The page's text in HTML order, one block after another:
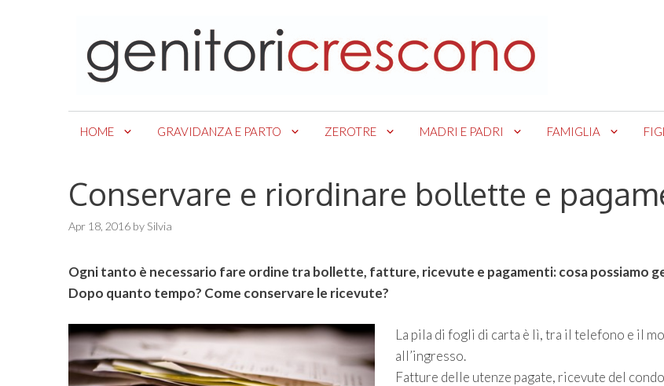
HOME GRAVIDANZA E PARTO ZEROTRE MADRI E PADRI FAMIGLIA
Conservare e riordinare bollette e
Apr 18, 2016 by Silvia
Ogni tanto è necessario fare ordine tra bollette, fatture, ricevute e pagamenti: cosa possiamo
Dopo quanto tempo? Come conservare le ricevute?
La pila di fogli di carta è lì, tra il telefono e il
all’ingresso.
Fatture delle utenze pagate, ricevute del